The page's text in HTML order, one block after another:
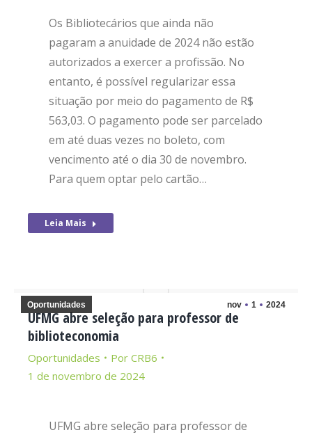
Os Bibliotecários que ainda não
pagaram a anuidade de 2024 não estão
autorizados a exercer a profissão. No
entanto, é possível regularizar essa
situação por meio do pagamento de R$
563,03. O pagamento pode ser parcelado
em até duas vezes no boleto, com
vencimento até o dia 30 de novembro.
Para quem optar pelo cartão…
Leia Mais
nov 1 2024
Oportunidades
UFMG abre seleção para professor de
biblioteconomia
Oportunidades Por CRB6
1 de novembro de 2024
UFMG abre seleção para professor de